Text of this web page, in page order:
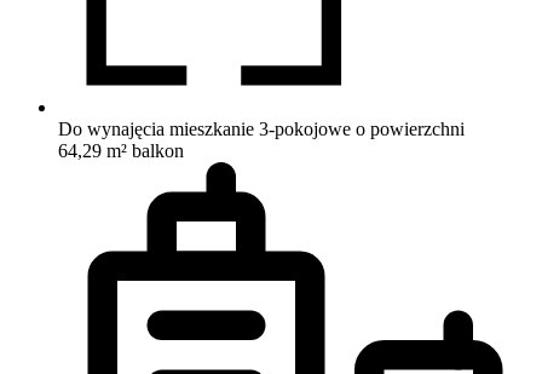
Do wynajęcia mieszkanie 3-pokojowe o powierzchni
64,29 m² balkon